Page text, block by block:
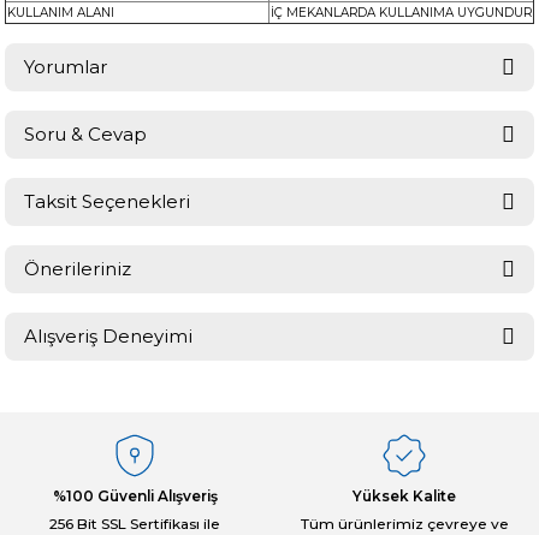
KULLANIM ALANI
İÇ MEKANLARDA KULLANIMA UYGUNDUR
Yorumlar
Soru & Cevap
Taksit Seçenekleri
Önerileriniz
konularda yetersiz gördüğünüz noktaları öneri formunu kullanarak
Ürün resmi kalitesiz, bozuk veya görüntülenemiyor.
Ürün açıklamasında eksik bilgiler bulunuyor.
Ürün bilgilerinde hatalar bulunuyor.
Alışveriş Deneyimi
Deneyimini Paylaş
%100 Güvenli Alışveriş
256 Bit SSL Sertifikası ile
Yüksek Kalite
Tüm ürünlerimiz çevreye ve